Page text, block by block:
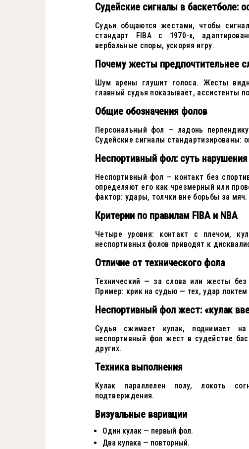
Судейские сигналы в баскетболе:
Судьи общаются жестами, чтобы
стандарт FIBA с 1970-х,
вербальные споры, ускоряя игру.
Почему жесты предпочтительнее
Шум арены глушит голоса. Жесты
главный судья показывает, ассистенты
Общие обозначения фолов
Персональный фол — ладонь
Судейские сигналы стандартизированы:
Неспортивный фол: суть нарушения
Неспортивный фол — контакт без
определяют его как чрезмерный или
фактор: удары, толчки вне борьбы за мяч.
Критерии по правилам FIBA и NBA
Четыре уровня: контакт с плечом,
неспортивных фолов приводят к
Отличие от технического фола
Технический — за слова или жесты без
Пример: крик на судью — тех, удар
Неспортивный фол жест: «кулак
Судья сжимает кулак, поднимает
неспортивный фол жест в судействе
других.
Техника выполнения
Кулак параллелен полу, локоть
подтверждения.
Визуальные вариации
Один кулак — первый фол.
Два кулака — повторный.